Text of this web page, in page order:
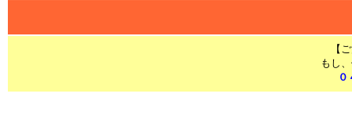
【
もし
０